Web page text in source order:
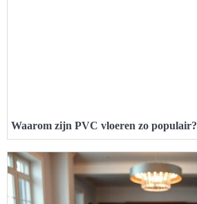
Waarom zijn PVC vloeren zo populair?